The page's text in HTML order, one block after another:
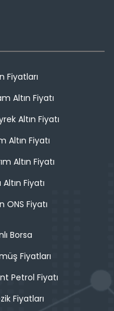
Fiyatları
Altın Fiyatı
Altın Fiyatı
Altın Fiyatı
Altın Fiyatı
Fiyatı
ONS Fiyatı
Borsa
Fiyatları
Petrol Fiyatı
Fiyatları